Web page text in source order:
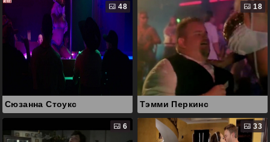
48
Сюзанна Стоукс
18
Тэмми Перкинс
6 33